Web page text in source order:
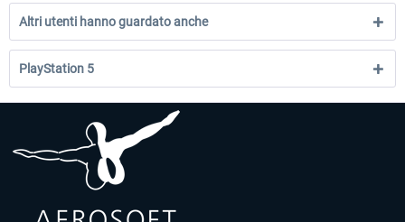
Altri utenti hanno guardato anche
PlayStation 5